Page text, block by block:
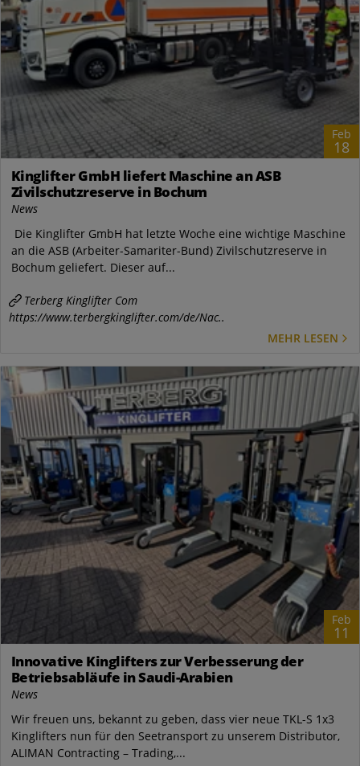
Feb
18
Kinglifter GmbH liefert Maschine an ASB
Zivilschutzreserve in Bochum
News
Die Kinglifter GmbH hat letzte Woche eine wichtige Maschine
an die ASB (Arbeiter-Samariter-Bund) Zivilschutzreserve in
Bochum geliefert. Dieser auf...
Terberg Kinglifter Com
https://www.terbergkinglifter.com/de/Nac..
MEHR LESEN
Feb
11
Innovative Kinglifters zur Verbesserung der
Betriebsabläufe in Saudi-Arabien
News
Wir freuen uns, bekannt zu geben, dass vier neue TKL-S 1x3
Kinglifters nun für den Seetransport zu unserem Distributor,
ALIMAN Contracting – Trading,...